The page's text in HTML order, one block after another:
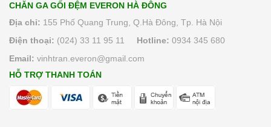
CHĂN GA GỐI ĐỆM EVERON HÀ ĐÔNG
Địa chỉ: 155 Phố Quang Trung, Q.Hà Đông, Tp. Hà Nội
Điện thoại: (024) 33 11 95 11 Hotline: 0934 345 680
Email: vinhtran.everon@gmail.com
HỖ TRỢ THANH TOÁN